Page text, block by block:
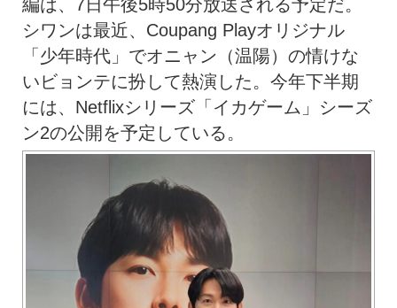
編は、7日午後5時50分放送される予定だ。
シワンは最近、Coupang Playオリジナル
「少年時代」でオニャン（温陽）の情けな
いビョンテに扮して熱演した。今年下半期
には、Netflixシリーズ「イカゲーム」シーズ
ン2の公開を予定している。